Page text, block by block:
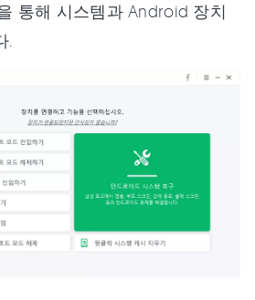
통해 시스템과 Android 장치
.